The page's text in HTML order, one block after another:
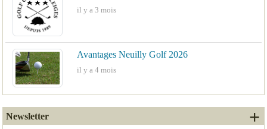
il y a 3 mois
Avantages Neuilly Golf 2026
il y a 4 mois
Newsletter +